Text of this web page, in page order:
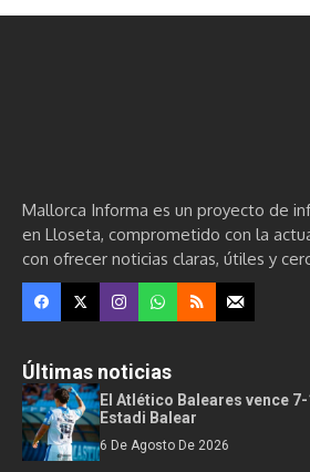
Mallorca Informa es un proyecto de
en Lloseta, comprometido con la
con ofrecer noticias claras, útiles y
Últimas noticias
El Atlético Baleares vence
Estadi Balear
6 De Agosto De 2026